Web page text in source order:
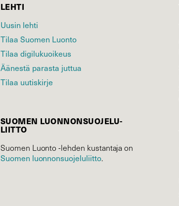
LEHTI
Uusin lehti
Tilaa Suomen Luonto
Tilaa digilukuoikeus
Äänestä parasta juttua
Tilaa uutiskirje
SUOMEN LUONNON­SUOJELU­
LIITTO
Suomen Luonto -lehden kustantaja on
Suomen luonnonsuojelu­liitto.